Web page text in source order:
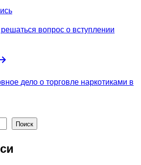
вопрос о вступлении
дело о торговле наркотиками в
Поиск